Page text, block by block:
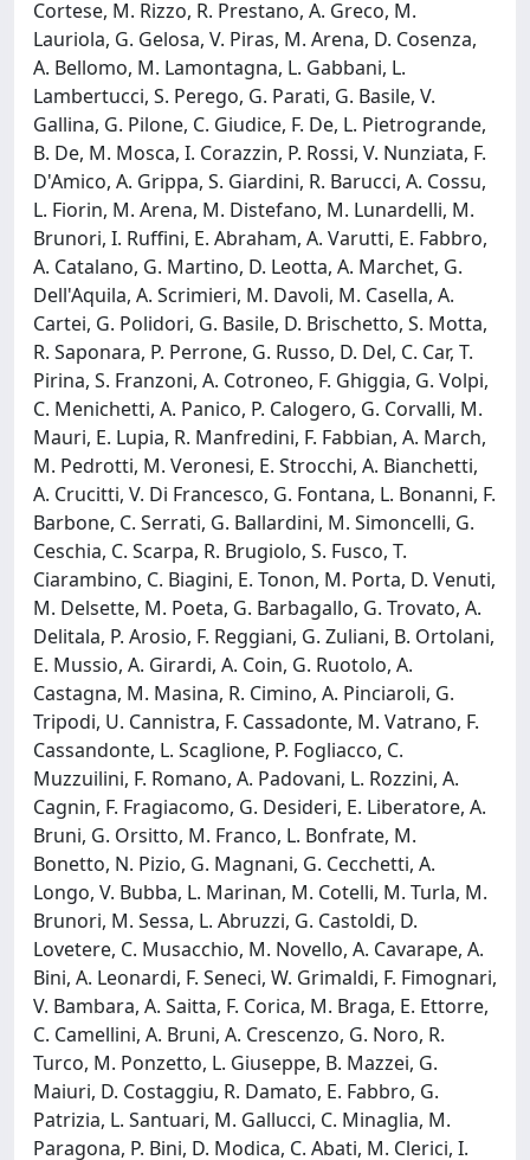
Cortese, M. Rizzo, R. Prestano, A. Greco, M.
Lauriola, G. Gelosa, V. Piras, M. Arena, D. Cosenza,
A. Bellomo, M. Lamontagna, L. Gabbani, L.
Lambertucci, S. Perego, G. Parati, G. Basile, V.
Gallina, G. Pilone, C. Giudice, F. De, L. Pietrogrande,
B. De, M. Mosca, I. Corazzin, P. Rossi, V. Nunziata, F.
D'Amico, A. Grippa, S. Giardini, R. Barucci, A. Cossu,
L. Fiorin, M. Arena, M. Distefano, M. Lunardelli, M.
Brunori, I. Ruffini, E. Abraham, A. Varutti, E. Fabbro,
A. Catalano, G. Martino, D. Leotta, A. Marchet, G.
Dell'Aquila, A. Scrimieri, M. Davoli, M. Casella, A.
Cartei, G. Polidori, G. Basile, D. Brischetto, S. Motta,
R. Saponara, P. Perrone, G. Russo, D. Del, C. Car, T.
Pirina, S. Franzoni, A. Cotroneo, F. Ghiggia, G. Volpi,
C. Menichetti, A. Panico, P. Calogero, G. Corvalli, M.
Mauri, E. Lupia, R. Manfredini, F. Fabbian, A. March,
M. Pedrotti, M. Veronesi, E. Strocchi, A. Bianchetti,
A. Crucitti, V. Di Francesco, G. Fontana, L. Bonanni, F.
Barbone, C. Serrati, G. Ballardini, M. Simoncelli, G.
Ceschia, C. Scarpa, R. Brugiolo, S. Fusco, T.
Ciarambino, C. Biagini, E. Tonon, M. Porta, D. Venuti,
M. Delsette, M. Poeta, G. Barbagallo, G. Trovato, A.
Delitala, P. Arosio, F. Reggiani, G. Zuliani, B. Ortolani,
E. Mussio, A. Girardi, A. Coin, G. Ruotolo, A.
Castagna, M. Masina, R. Cimino, A. Pinciaroli, G.
Tripodi, U. Cannistra, F. Cassadonte, M. Vatrano, F.
Cassandonte, L. Scaglione, P. Fogliacco, C.
Muzzuilini, F. Romano, A. Padovani, L. Rozzini, A.
Cagnin, F. Fragiacomo, G. Desideri, E. Liberatore, A.
Bruni, G. Orsitto, M. Franco, L. Bonfrate, M.
Bonetto, N. Pizio, G. Magnani, G. Cecchetti, A.
Longo, V. Bubba, L. Marinan, M. Cotelli, M. Turla, M.
Brunori, M. Sessa, L. Abruzzi, G. Castoldi, D.
Lovetere, C. Musacchio, M. Novello, A. Cavarape, A.
Bini, A. Leonardi, F. Seneci, W. Grimaldi, F. Fimognari,
V. Bambara, A. Saitta, F. Corica, M. Braga, E. Ettorre,
C. Camellini, A. Bruni, A. Crescenzo, G. Noro, R.
Turco, M. Ponzetto, L. Giuseppe, B. Mazzei, G.
Maiuri, D. Costaggiu, R. Damato, E. Fabbro, G.
Patrizia, L. Santuari, M. Gallucci, C. Minaglia, M.
Paragona, P. Bini, D. Modica, C. Abati, M. Clerici, I.